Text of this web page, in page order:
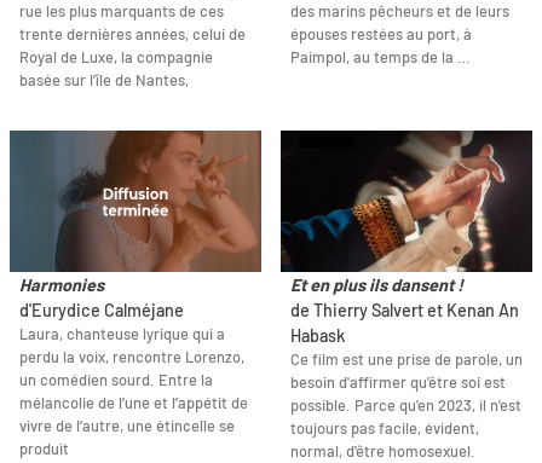
rue les plus marquants de ces
trente dernières années, celui de
Royal de Luxe, la compagnie
basée sur l’île de Nantes,
des marins pêcheurs et de leurs
épouses restées au port, à
Paimpol, au temps de la …
Harmonies
d'Eurydice Calméjane
Laura, chanteuse lyrique qui a
perdu la voix, rencontre Lorenzo,
un comédien sourd. Entre la
mélancolie de l’une et l’appétit de
vivre de l’autre, une étincelle se
produit
Et en plus ils dansent !
de Thierry Salvert et Kenan An
Habask
Ce film est une prise de parole, un
besoin d'affirmer qu'être soi est
possible. Parce qu'en 2023, il n'est
toujours pas facile, évident,
normal, d'être homosexuel.